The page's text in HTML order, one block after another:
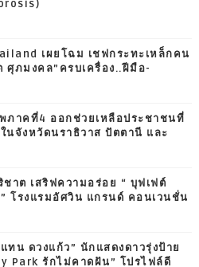
เผยโฉม เชฟกระทะเหล็กคน
ศุภมงคล”ครบเครื่อง..ฝีมือ-
ภาคที่4 ออกช่วยเหลือประชาชนที่
นจังหวัดนราธิวาส ปัตตานี และ
ชาต เสริฟความอร่อย “ บุฟเฟต์
โรงแรมอัศวิน แกรนด์ คอนเวนชั่น
ทน ดวงแก้ว” นักแสดงดาวรุ่งป้าย
Park รักไม่คาดฝัน” โปรไฟล์ดี